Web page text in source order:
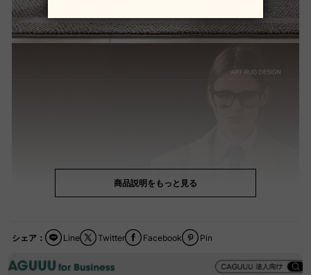
商品説明をもっと見る
シェア： Facebook
Twitter Pin
Line